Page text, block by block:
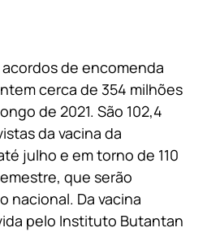
de encomenda
cerca de 354 milhões
de 2021. São 102,4
da vacina da
julho e em torno de 110
que serão
nacional. Da vacina
pelo Instituto Butantan